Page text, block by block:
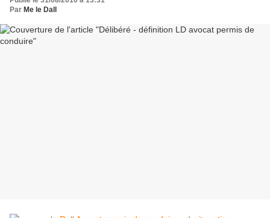
Par Me le Dall